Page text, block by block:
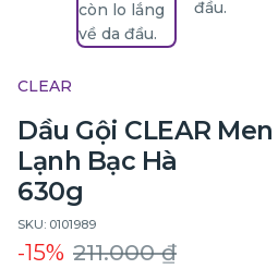
CLEAR
Dầu Gội CLEAR
Lạnh Bạc Hà
630g
SKU: 0101989
-15% 211.000 ₫